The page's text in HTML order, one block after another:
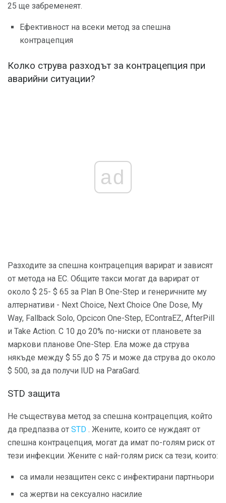
25 ще забременеят.
Ефективност на всеки метод за спешна
контрацепция
Колко струва разходът за контрацепция при
аварийни ситуации?
ad
Разходите за спешна контрацепция варират и зависят
от метода на ЕС. Общите такси могат да варират от
около $ 25- $ 65 за Plan B One-Step и генеричните му
алтернативи - Next Choice, Next Choice One Dose, My
Way, Fallback Solo, Opcicon One-Step, EContraEZ, AfterPill
и Take Action. С 10 до 20% по-ниски от плановете за
маркови планове One-Step. Ела може да струва
някъде между $ 55 до $ 75 и може да струва до около
$ 500, за да получи IUD на ParaGard.
STD защита
Не съществува метод за спешна контрацепция, който
да предпазва от STD . Жените, които се нуждаят от
спешна контрацепция, могат да имат по-голям риск от
тези инфекции. Жените с най-голям риск са тези, които:
са имали незащитен секс с инфектирани партньори
са жертви на сексуално насилие